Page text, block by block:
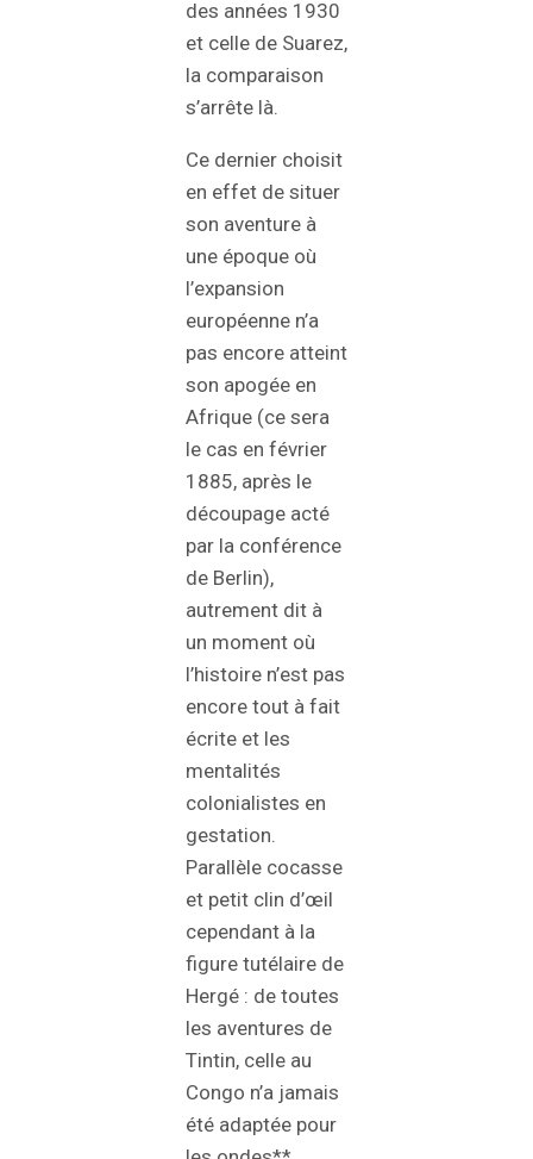
des années 1930
et celle de Suarez,
la comparaison
s’arrête là.
Ce dernier choisit
en effet de situer
son aventure à
une époque où
l’expansion
européenne n’a
pas encore atteint
son apogée en
Afrique (ce sera
le cas en février
1885, après le
découpage acté
par la conférence
de Berlin),
autrement dit à
un moment où
l’histoire n’est pas
encore tout à fait
écrite et les
mentalités
colonialistes en
gestation.
Parallèle cocasse
et petit clin d’œil
cependant à la
figure tutélaire de
Hergé : de toutes
les aventures de
Tintin, celle au
Congo n’a jamais
été adaptée pour